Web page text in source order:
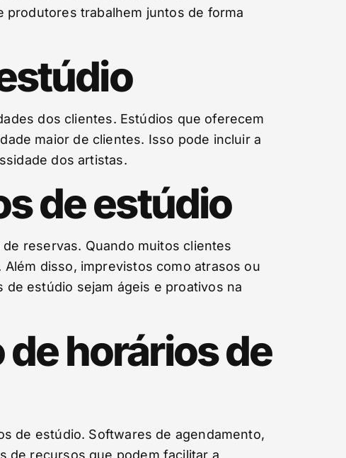
trabalhem juntos de forma
dos clientes. Estúdios que oferecem
maior de clientes. Isso pode incluir a
dos artistas.
de estúdio
reservas. Quando muitos clientes
disso, imprevistos como atrasos ou
estúdio sejam ágeis e proativos na
horários de
de estúdio. Softwares de agendamento,
de recursos que podem facilitar a